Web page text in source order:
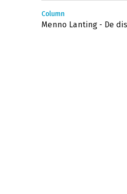
Column
Menno Lanting - De